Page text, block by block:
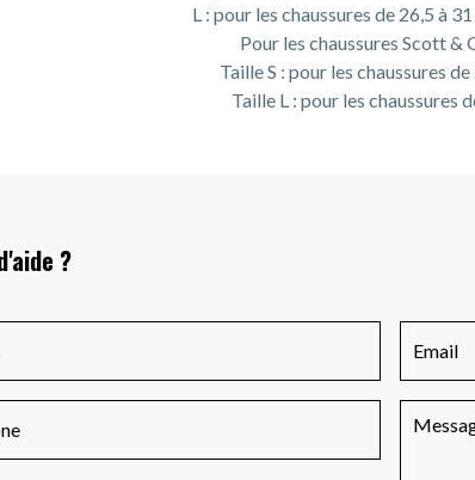
L : pour les chaussures de 26,5 à
Pour les chaussures Scott &
Taille S : pour les chaussures
Taille L : pour les chaussures
?